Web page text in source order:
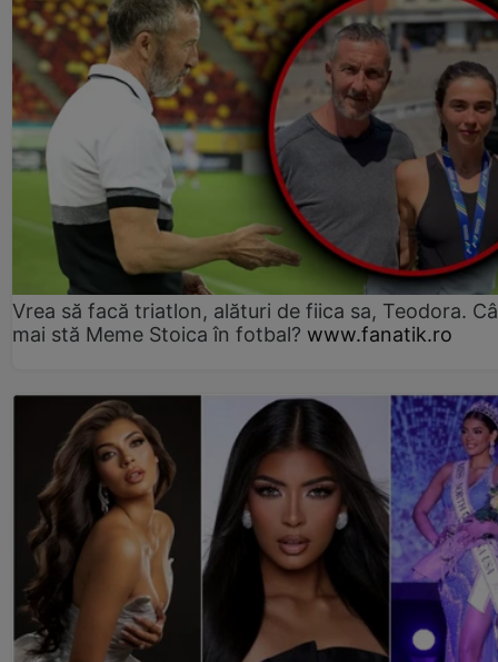
Vrea să facă triatlon, alături de fiica sa, Teodora.
mai stă Meme Stoica în fotbal? www.fanatik.ro